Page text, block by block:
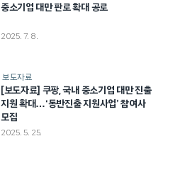
중소기업 대만 판로 확대 공로
2025. 7. 8.
보도자료
[보도자료] 쿠팡, 국내 중소기업 대만 진출
지원 확대…‘동반진출 지원사업’ 참여사
모집
2025. 5. 25.